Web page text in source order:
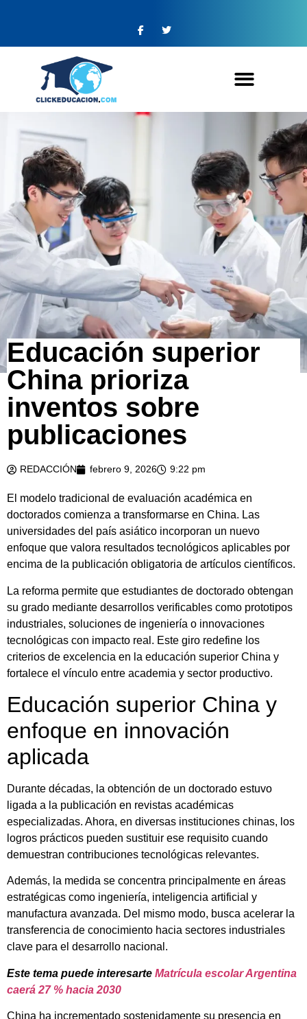
Educación superior
China prioriza
inventos sobre
publicaciones
REDACCIÓN febrero 9, 2026 9:22 pm
El modelo tradicional de evaluación académica en
doctorados comienza a transformarse en China. Las
universidades del país asiático incorporan un nuevo
enfoque que valora resultados tecnológicos aplicables por
encima de la publicación obligatoria de artículos científicos.
La reforma permite que estudiantes de doctorado obtengan
su grado mediante desarrollos verificables como prototipos
industriales, soluciones de ingeniería o innovaciones
tecnológicas con impacto real. Este giro redefine los
criterios de excelencia en la educación superior China y
fortalece el vínculo entre academia y sector productivo.
Educación superior China y
enfoque en innovación
aplicada
Durante décadas, la obtención de un doctorado estuvo
ligada a la publicación en revistas académicas
especializadas. Ahora, en diversas instituciones chinas, los
logros prácticos pueden sustituir ese requisito cuando
demuestran contribuciones tecnológicas relevantes.
Además, la medida se concentra principalmente en áreas
estratégicas como ingeniería, inteligencia artificial y
manufactura avanzada. Del mismo modo, busca acelerar la
transferencia de conocimiento hacia sectores industriales
clave para el desarrollo nacional.
Este tema puede interesarte Matrícula escolar Argentina
caerá 27 % hacia 2030
China ha incrementado sostenidamente su presencia en